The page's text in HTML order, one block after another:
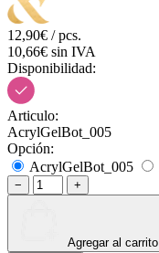
12,90€ / pcs.
10,66€ sin IVA
Disponibilidad:
Articulo:
AcrylGelBot_005
Opción:
AcrylGelBot_005
− +
Agregar al carrito